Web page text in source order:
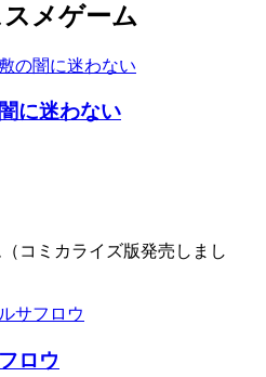
メゲーム
に迷わない
コミカライズ版発売しまし
ロウ